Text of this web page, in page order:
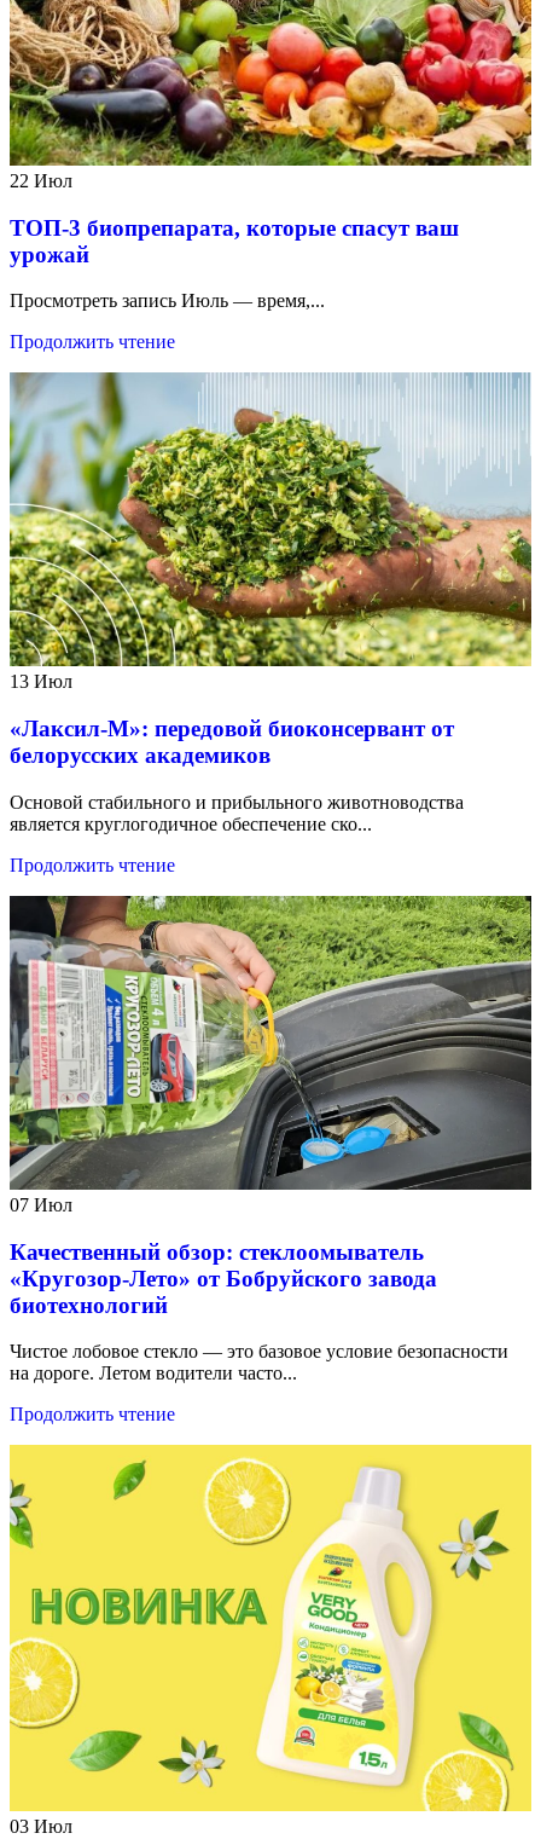
22 Июл
ТОП-3 биопрепарата, которые спасут ваш
урожай
Просмотреть запись Июль — время,...
Продолжить чтение
13 Июл
«Лаксил-М»: передовой биоконсервант от
белорусских академиков
Основой стабильного и прибыльного животноводства
является круглогодичное обеспечение ско...
Продолжить чтение
07 Июл
Качественный обзор: стеклоомыватель
«Кругозор-Лето» от Бобруйского завода
биотехнологий
Чистое лобовое стекло — это базовое условие безопасности
на дороге. Летом водители часто...
Продолжить чтение
03 Июл